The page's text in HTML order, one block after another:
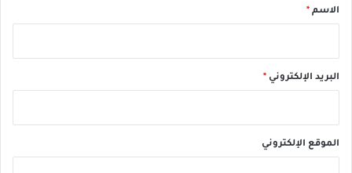
*الاسم *
البريد الإلكتروني *
الموقع الإلكتروني